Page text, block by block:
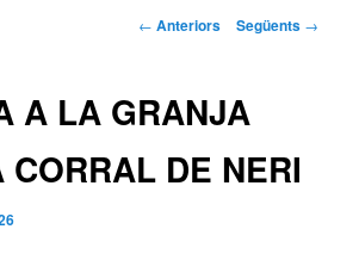
Navegació
← Anteriors Següents →
A LA GRANJA
CORRAL DE NERI